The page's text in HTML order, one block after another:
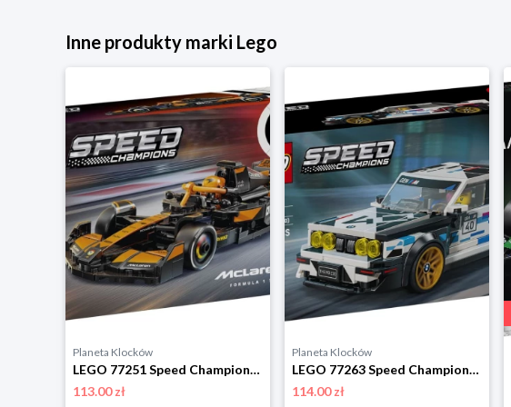
Inne produkty marki Lego
Planeta Klocków
LEGO 77251 Speed Champions Bolid F1 McLaren Team MCL38 Lego
113.00 zł
Planeta Klocków
LEGO 77263 Speed Champions BMW M3 (E30) Lego
114.00 zł